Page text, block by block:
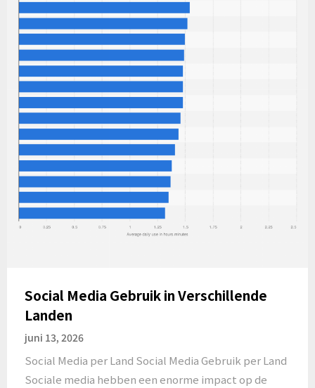
Social Media Gebruik in Verschillende
Landen
juni 13, 2026
Social Media per Land Social Media Gebruik per Land
Sociale media hebben een enorme impact op de